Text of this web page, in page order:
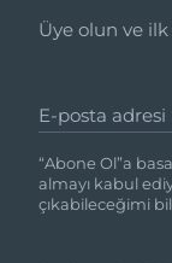
Üye olun ve
E-posta adresi
“Abone Ol”a
almayı kabul
çıkabileceğimi